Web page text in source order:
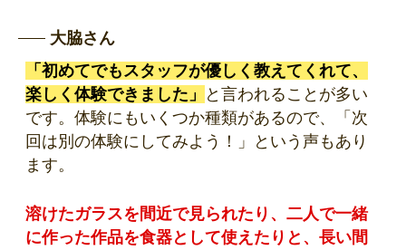
大脇さん
「初めてでもスタッフが優しく教えてくれて、
楽しく体験できました」
と言われることが多い
です。体験にもいくつか種類があるので、「次
回は別の体験にしてみよう！」という声もあり
ます。
溶けたガラスを間近で見られたり、二人で一緒
に作った作品を食器として使えたりと、長い間